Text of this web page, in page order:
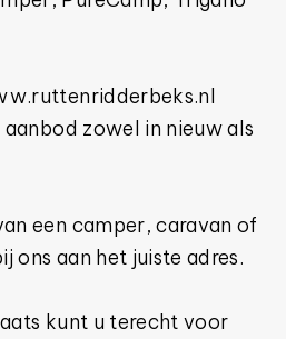
zowel in nieuw als
een camper, caravan of
ons aan het juiste adres.
kunt u terecht voor